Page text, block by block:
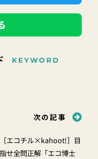
KEYWORD
次の記事
［エコチル×kahoot!］目
指せ全問正解「エコ博士